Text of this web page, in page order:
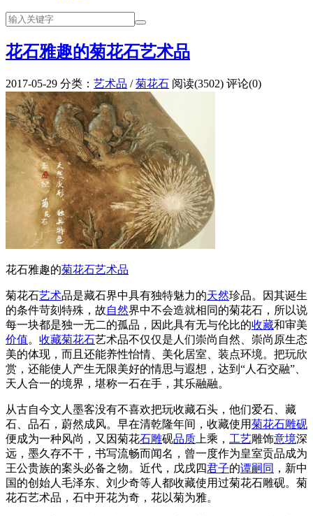
花石雅趣的菊花石艺术品
2017-05-29 分类： 艺术品 /菊花石 阅读(3502) 评论(0)
花石雅趣的菊花石艺术品
菊花石艺术品是藏石界中具有独特魅力的天然珍品。因其诞生
的条件苛刻特殊，故自然界中不会造就相同的菊花石，所以说
每一块都是独一无二的孤品，因此具有无与伦比的收藏和审美
价值。 收藏菊花石艺术品不仅仅是人们崇尚自然、崇尚原生态
美的体现，而且还能养性怡情、美化居室、装点环境。把玩欣
赏，还能使人产生无限美好的情思与遐想，达到“人石交融”、
天人合一的境界，堪称一石在手，其乐融融。
从古自今文人墨客没有不喜欢把玩收藏石头，他们爱石、藏
石、品石，蔚然成风。早在清乾隆年间，收藏使用菊花石雕砚
便成为一种风尚，又因菊花石雕砚品质 上乘， 工艺雕饰意境深
远，墨久存不干，书写流畅而闻名，曾一度作为皇室贡品成为
王公贵族的案头必备之物。近代，戊戌四君子的谭嗣同 ，新中
国的创始人毛泽东、刘少奇等人都收藏使用过菊花石雕砚。菊
花石艺术品，石中开花为奇，花以菊为雅。